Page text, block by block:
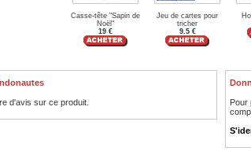
Casse-tête "Sapin de
Noël"
19 €
Jeu de cartes pour
tricher
9.5 €
d'avis sur ce produit.
Pour